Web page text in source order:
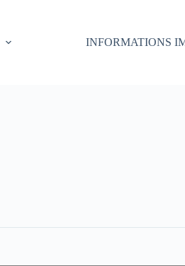
INFORMATIONS